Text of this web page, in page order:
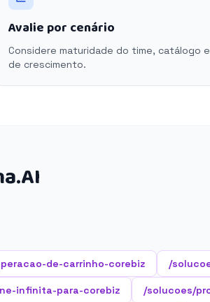
Avalie por cenário
Considere maturidade do time, catálogo
de crescimento.
de-carrinho-corebiz /
infinita-para-corebiz /solucoes/